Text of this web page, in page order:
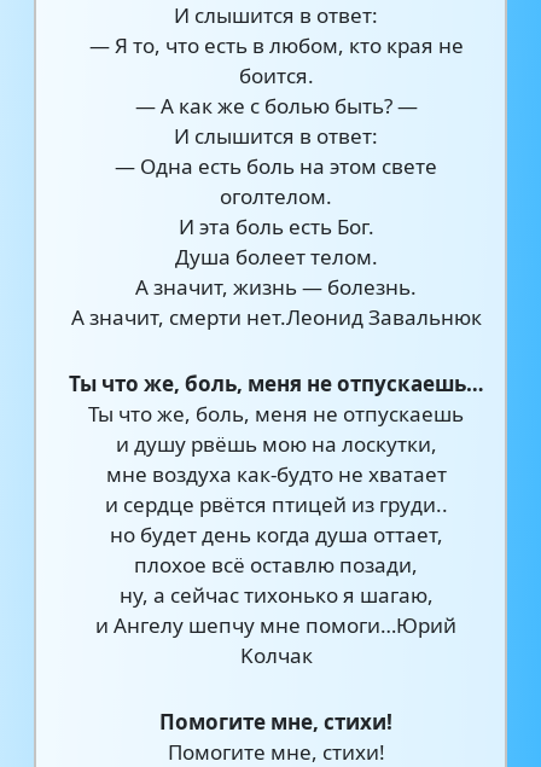
И слышится в ответ:
— Я то, что есть в любом, кто края не
боится.
— А как же с болью быть? —
И слышится в ответ:
— Одна есть боль на этом свете
оголтелом.
И эта боль есть Бог.
Душа болеет телом.
А значит, жизнь — болезнь.
А значит, смерти нет.Леонид Завальнюк
Ты что же, боль, меня не отпускаешь…
Ты что же, боль, меня не отпускаешь
и душу рвёшь мою на лоскутки,
мне воздуха как-будто не хватает
и сердце рвётся птицей из груди..
но будет день когда душа оттает,
плохое всё оставлю позади,
ну, а сейчас тихонько я шагаю,
и Ангелу шепчу мне помоги…Юрий
Kолчак
Помогите мне, стихи!
Помогите мне, стихи!